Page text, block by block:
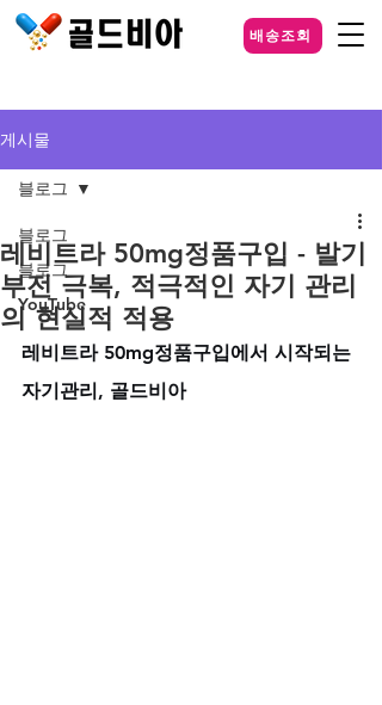
배송조회
게시물
블로그
블로그
YouTube
블로그
레비트라 50mg정품구입 - 발기
부전 극복, 적극적인 자기 관리
의 현실적 적용
레비트라 50mg정품구입에서 시작되는
자기관리, 골드비아